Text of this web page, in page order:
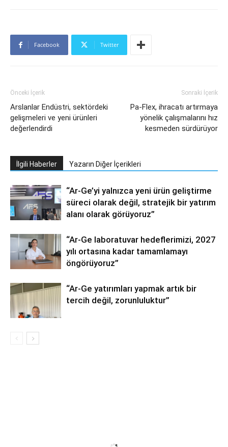
Facebook Twitter
Önceki İçerik
Arslanlar Endüstri, sektördeki
gelişmeleri ve yeni ürünleri
değerlendirdi
Sonraki İçerik
Pa-Flex, ihracatı artırmaya
yönelik çalışmalarını hız
kesmeden sürdürüyor
İlgili Haberler Yazarın Diğer İçerikleri
“Ar-Ge’yi yalnızca yeni ürün geliştirme
süreci olarak değil, stratejik bir yatırım
alanı olarak görüyoruz”
“Ar-Ge laboratuvar hedeflerimizi, 2027
yılı ortasına kadar tamamlamayı
öngörüyoruz”
“Ar-Ge yatırımları yapmak artık bir
tercih değil, zorunluluktur”